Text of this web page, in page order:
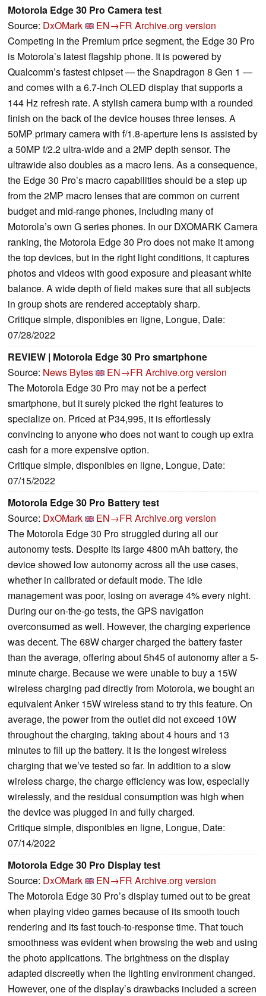
Motorola Edge 30 Pro Camera test
Source: DxOMark EN→FR Archive.org version
Competing in the Premium price segment, the Edge 30 Pro
is Motorola’s latest flagship phone. It is powered by
Qualcomm’s fastest chipset — the Snapdragon 8 Gen 1 —
and comes with a 6.7-inch OLED display that supports a
144 Hz refresh rate. A stylish camera bump with a rounded
finish on the back of the device houses three lenses. A
50MP primary camera with f/1.8-aperture lens is assisted by
a 50MP f/2.2 ultra-wide and a 2MP depth sensor. The
ultrawide also doubles as a macro lens. As a consequence,
the Edge 30 Pro’s macro capabilities should be a step up
from the 2MP macro lenses that are common on current
budget and mid-range phones, including many of
Motorola’s own G series phones. In our DXOMARK Camera
ranking, the Motorola Edge 30 Pro does not make it among
the top devices, but in the right light conditions, it captures
photos and videos with good exposure and pleasant white
balance. A wide depth of field makes sure that all subjects
in group shots are rendered acceptably sharp.
Critique simple, disponibles en ligne, Longue, Date:
07/28/2022
REVIEW | Motorola Edge 30 Pro smartphone
Source: News Bytes EN→FR Archive.org version
The Motorola Edge 30 Pro may not be a perfect
smartphone, but it surely picked the right features to
specialize on. Priced at P34,995, it is effortlessly
convincing to anyone who does not want to cough up extra
cash for a more expensive option.
Critique simple, disponibles en ligne, Longue, Date:
07/15/2022
Motorola Edge 30 Pro Battery test
Source: DxOMark EN→FR Archive.org version
The Motorola Edge 30 Pro struggled during all our
autonomy tests. Despite its large 4800 mAh battery, the
device showed low autonomy across all the use cases,
whether in calibrated or default mode. The idle
management was poor, losing on average 4% every night.
During our on-the-go tests, the GPS navigation
overconsumed as well. However, the charging experience
was decent. The 68W charger charged the battery faster
than the average, offering about 5h45 of autonomy after a 5-
minute charge. Because we were unable to buy a 15W
wireless charging pad directly from Motorola, we bought an
equivalent Anker 15W wireless stand to try this feature. On
average, the power from the outlet did not exceed 10W
throughout the charging, taking about 4 hours and 13
minutes to fill up the battery. It is the longest wireless
charging that we’ve tested so far. In addition to a slow
wireless charge, the charge efficiency was low, especially
wirelessly, and the residual consumption was high when
the device was plugged in and fully charged.
Critique simple, disponibles en ligne, Longue, Date:
07/14/2022
Motorola Edge 30 Pro Display test
Source: DxOMark EN→FR Archive.org version
The Motorola Edge 30 Pro’s display turned out to be great
when playing video games because of its smooth touch
rendering and its fast touch-to-response time. That touch
smoothness was evident when browsing the web and using
the photo applications. The brightness on the display
adapted discreetly when the lighting environment changed.
However, one of the display’s drawbacks included a screen